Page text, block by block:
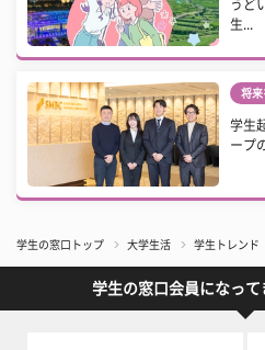
うど
生...
将来
学生
ープ
学生の窓口トップ 大学生活 学生トレンド
学生の窓口会員になって